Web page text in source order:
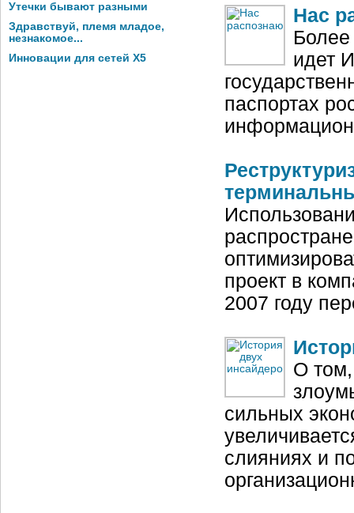
Утечки бывают разными
Здравствуй, племя младое,
незнакомое...
Инновации для сетей X5
Нас
идет
паспортах
проект в
2007 году
О том,
сильных
слияниях и